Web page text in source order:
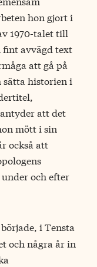
hon gjort i
1970-talet till
fint avvägd text
att gå på
sätta historien i
att det
mött i sin
också att
och efter
i Tensta
och några år in